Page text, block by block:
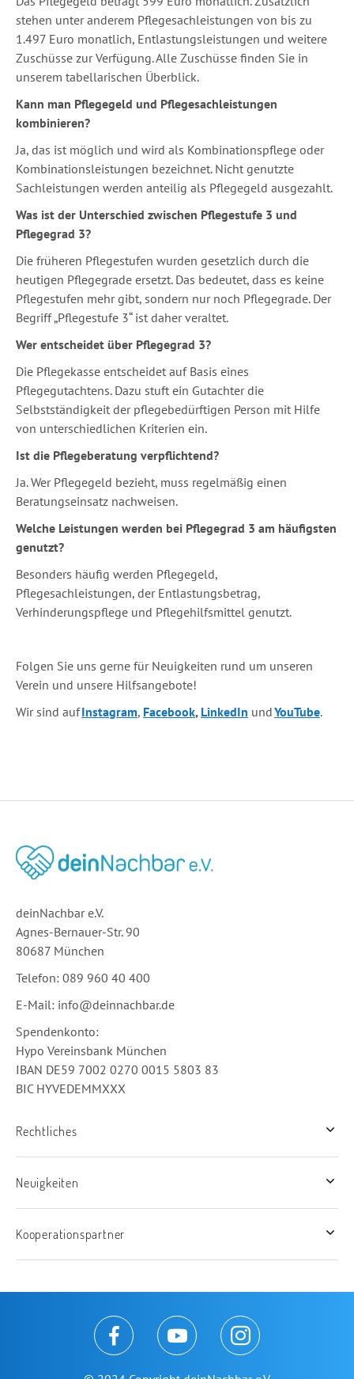
stehen unter anderem Pflegesachleistungen von bis zu
1.497 Euro monatlich, Entlastungsleistungen und weitere
Zuschüsse zur Verfügung. Alle Zuschüsse finden Sie in
unserem tabellarischen Überblick.
Kann man Pflegegeld und Pflegesachleistungen
kombinieren?
Ja, das ist möglich und wird als Kombinationspflege oder
Kombinationsleistungen bezeichnet. Nicht genutzte
Sachleistungen werden anteilig als Pflegegeld ausgezahlt.
Was ist der Unterschied zwischen Pflegestufe 3 und
Pflegegrad 3?
Die früheren Pflegestufen wurden gesetzlich durch die
heutigen Pflegegrade ersetzt. Das bedeutet, dass es keine
Pflegestufen mehr gibt, sondern nur noch Pflegegrade. Der
Begriff „Pflegestufe 3“ ist daher veraltet.
Wer entscheidet über Pflegegrad 3?
Die Pflegekasse entscheidet auf Basis eines
Pflegegutachtens. Dazu stuft ein Gutachter die
Selbstständigkeit der pflegebedürftigen Person mit Hilfe
von unterschiedlichen Kriterien ein.
Ist die Pflegeberatung verpflichtend?
Ja. Wer Pflegegeld bezieht, muss regelmäßig einen
Beratungseinsatz nachweisen.
Welche Leistungen werden bei Pflegegrad 3 am häufigsten
genutzt?
Besonders häufig werden Pflegegeld,
Pflegesachleistungen, der Entlastungsbetrag,
Verhinderungspflege und Pflegehilfsmittel genutzt.
Folgen Sie uns gerne für Neuigkeiten rund um unseren
Verein und unsere Hilfsangebote!
Wir sind aufInstagram, Facebook, LinkedIn undYouTube.
deinNachbar e.V.
Agnes-Bernauer-Str. 90
80687 München
Telefon: 089 960 40 400
E-Mail: info@deinnachbar.de
Hypo Vereinsbank München
IBAN DE59 7002 0270 0015 5803 83
BIC HYVEDEMMXXX
Rechtliches
Neuigkeiten
Kooperationspartner